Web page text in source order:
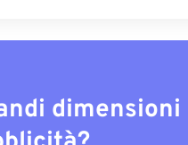
dimensioni